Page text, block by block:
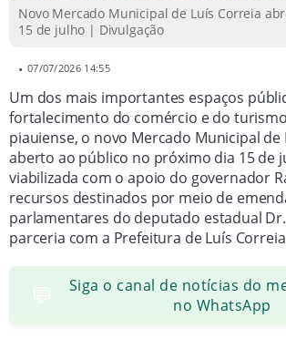
Projeto visa fortalecer turismo,
empreendedorismo no município.
Novo Mercado Municipal de Luís Correia
15 de julho | Divulgação
• 07/07/2026 14:55
Um dos mais importantes espaços
fortalecimento do comércio e do
piauiense, o novo Mercado Municipal de
aberto ao público no próximo dia 15 de
viabilizada com o apoio do governador
recursos destinados por meio de
parlamentares do deputado estadual
parceria com a Prefeitura de Luís
💬
Siga o canal de notícias do
no WhatsApp